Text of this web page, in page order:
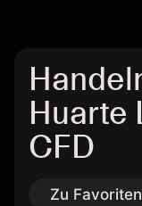
Huarte
CFD
Zu